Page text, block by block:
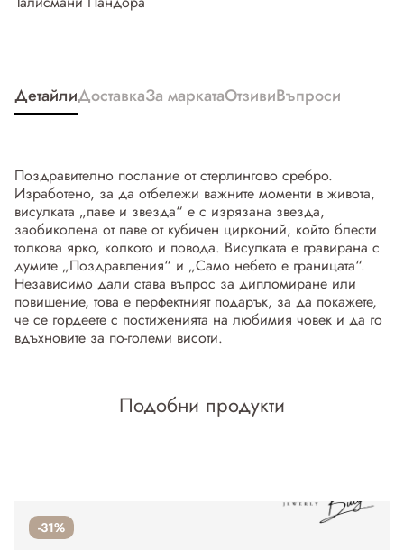
ДетайлиДоставкаЗа маркатаОтзивиВъпроси
Поздравително послание от стерлингово сребро.
Изработено, за да отбележи важните моменти в живота,
висулката „паве и звезда“ е с изрязана звезда,
заобиколена от паве от кубичен цирконий, който блести
толкова ярко, колкото и повода. Висулката е гравирана с
думите „Поздравления“ и „Само небето е границата“.
Независимо дали става въпрос за дипломиране или
повишение, това е перфектният подарък, за да покажете,
че се гордеете с постиженията на любимия човек и да го
вдъхновите за по-големи висоти.
Подобни продукти
-31%